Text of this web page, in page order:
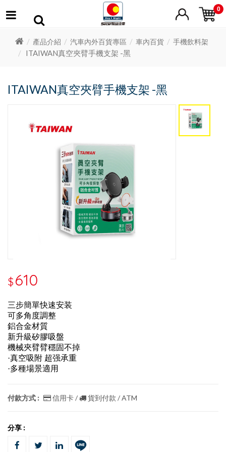
0
產品介紹 汽車內外百貨專區 車內百貨 手機飲料架
ITAIWAN真空夾臂手機支架 -黑
ITAIWAN真空夾臂手機支架 -黑
$610
三步簡單快速安装
可多角度調整
鋁合金材質
新升級矽膠吸盤
機械夾臂臂穩固不掉
·真空吸附 超强承重
·多種場景適用
付款方式 : 信用卡 / 貨到付款 / ATM
分享 :